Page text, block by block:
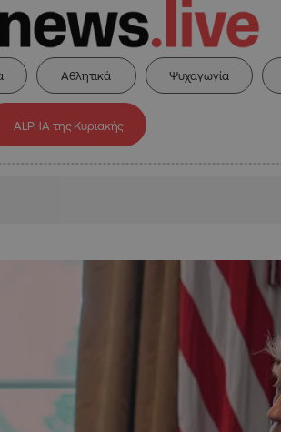
Αθλητικά Ψυχαγωγία
ALPHA της Κυριακής